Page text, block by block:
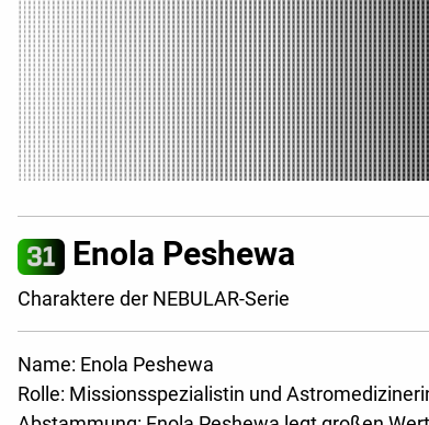
Enola Peshewa
Charaktere der NEBULAR-Serie
Name: Enola Peshewa
Rolle: Missionsspezialistin und